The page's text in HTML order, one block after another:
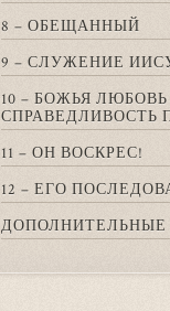
8 – ОБЕЩАННЫЙ
9 – СЛУЖЕНИЕ
10 – БОЖЬЯ
СПРАВЕДЛИВОСТЬ
11 – ОН ВОСКРЕС!
12 – ЕГО
ДОПОЛНИТЕЛЬНЫЕ